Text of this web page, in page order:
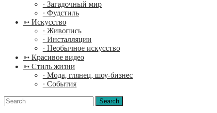
· Загадочный мир
· Фудстиль
➳ Искусство
· Живопись
· Инсталляции
· Необычное искусство
➳ Красивое видео
➳ Стиль жизни
· Мода, глянец, шоу-бизнес
· События
Search
for: